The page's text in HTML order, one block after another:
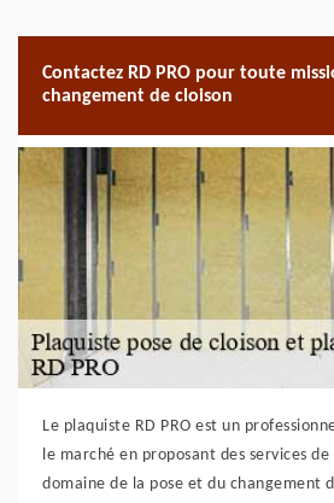
Contactez RD PRO pour toute
changement de cloison
Le plaquiste RD PRO est un
le marché en proposant des services
domaine de la pose et du changement